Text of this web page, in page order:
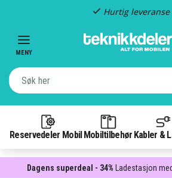
Hurtig leveranse
MENY
Reservedeler Mobil Mobiltilbehør Kabler &
Dagens superdeal - 34% Ladestasjon